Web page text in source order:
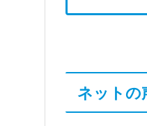
ネットの